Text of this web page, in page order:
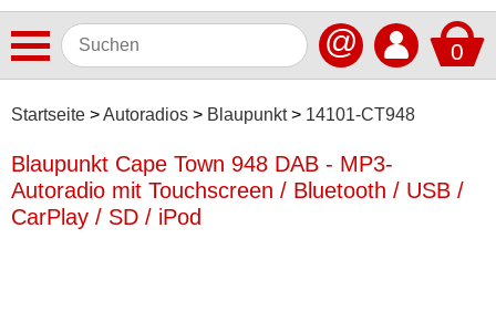
0
@
Startseite Autoradios Blaupunkt 14101-CT948
Alpine
Blaupunkt
Blaupunkt Cape Town 948 DAB - MP3-
Autoradio mit Touchscreen / Bluetooth / USB /
CarPlay / SD / iPod